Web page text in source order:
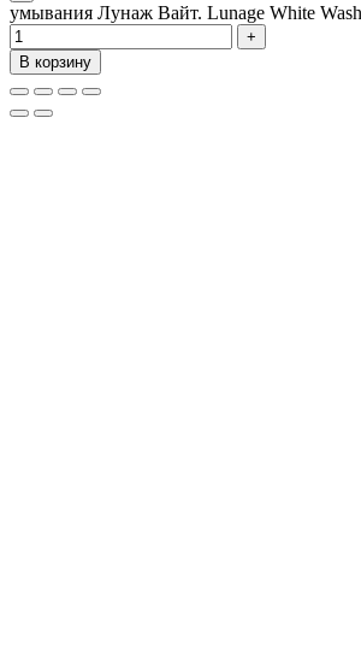
умывания Лунаж Вайт. Lunage White
В корзину